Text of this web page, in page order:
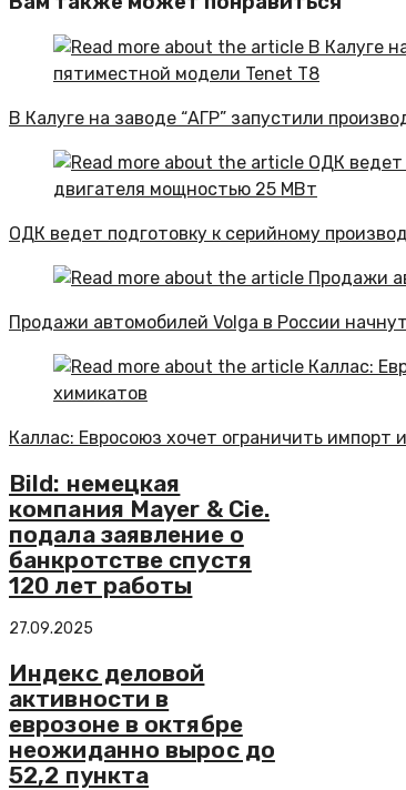
В Калуге на заводе “АГР” запустили
ОДК ведет подготовку к серийному
Продажи автомобилей Volga в России
Каллас: Евросоюз хочет ограничить импорт
Bild: немецкая
компания Mayer & Cie.
подала заявление о
банкротстве спустя
120 лет работы
27.09.2025
Индекс деловой
активности в
еврозоне в октябре
неожиданно вырос до
52,2 пункта